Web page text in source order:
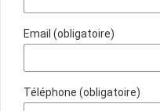
Email (obligatoire)
Téléphone (obligatoire)